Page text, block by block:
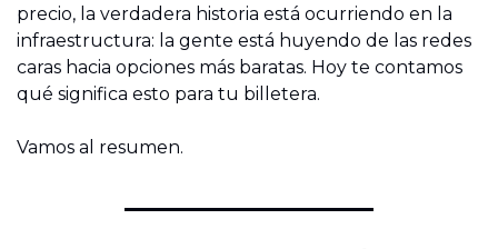
precio, la verdadera historia está ocurriendo en la
infraestructura: la gente está huyendo de las redes
caras hacia opciones más baratas. Hoy te contamos
qué significa esto para tu billetera.
Vamos al resumen.